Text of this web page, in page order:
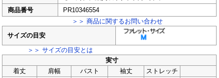
商品番号
PR10346554
＞＞ 商品に関するお問い合わせ
サイズの目安
＞＞ サイズの目安とは
実寸
着丈
肩幅 バスト 袖丈
ストレッチ